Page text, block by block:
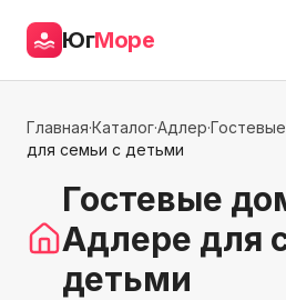
ЮгМоре
Главная·Каталог·Адлер·
для семьи с детьми
Гостевые
Адлере для
детьми